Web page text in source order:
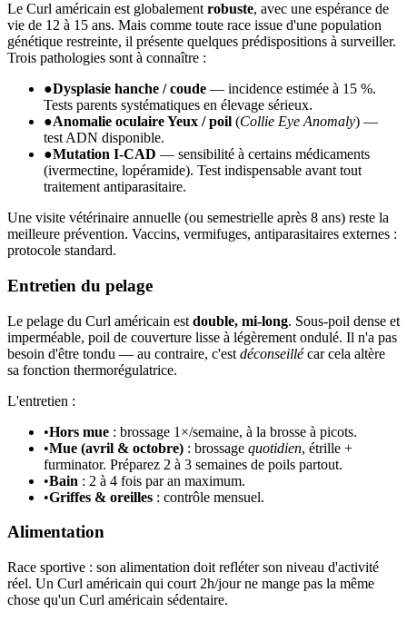
Le Curl américain est globalement robuste, avec une espérance de
vie de 12 à 15 ans. Mais comme toute race issue d'une population
génétique restreinte, il présente quelques prédispositions à surveiller.
Trois pathologies sont à connaître :
●Dysplasie hanche / coude — incidence estimée à 15 %.
Tests parents systématiques en élevage sérieux.
●Anomalie oculaire Yeux / poil (Collie Eye Anomaly) —
test ADN disponible.
●Mutation I-CAD — sensibilité à certains médicaments
(ivermectine, lopéramide). Test indispensable avant tout
traitement antiparasitaire.
Une visite vétérinaire annuelle (ou semestrielle après 8 ans) reste la
meilleure prévention. Vaccins, vermifuges, antiparasitaires externes :
protocole standard.
Entretien du pelage
Le pelage du Curl américain est double, mi-long. Sous-poil dense et
imperméable, poil de couverture lisse à légèrement ondulé. Il n'a pas
besoin d'être tondu — au contraire, c'est déconseillécar cela altère
sa fonction thermorégulatrice.
L'entretien :
•Hors mue : brossage 1×/semaine, à la brosse à picots.
•Mue (avril & octobre) : brossage quotidien, étrille +
furminator. Préparez 2 à 3 semaines de poils partout.
•Bain : 2 à 4 fois par an maximum.
•Griffes & oreilles : contrôle mensuel.
Alimentation
Race sportive : son alimentation doit refléter son niveau d'activité
réel. Un Curl américain qui court 2h/jour ne mange pas la même
chose qu'un Curl américain sédentaire.